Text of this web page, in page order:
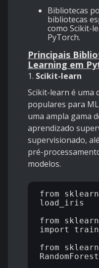
Bibliotecas
bibliotecas
como Scikit-
PyTorch.
Principais
Learning em
1. Scikit-learn
Scikit-learn é uma
populares para
uma ampla gama
aprendizado
supervisionado,
pré-
modelos.
from
load_iris
from
import
from